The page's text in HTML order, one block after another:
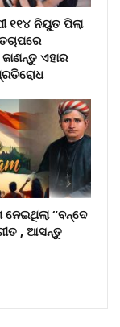
୧୧୪ ନିୟୁତ ପିଲା
ଏହାର
“ବନ୍ଦେ
, ଆସନ୍ତୁ